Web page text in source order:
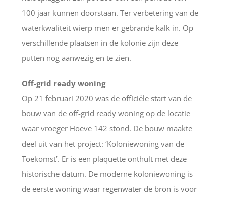
100 jaar kunnen doorstaan. Ter verbetering van de
waterkwaliteit wierp men er gebrande kalk in. Op
verschillende plaatsen in de kolonie zijn deze
putten nog aanwezig en te zien.
Off-grid ready woning
Op 21 februari 2020 was de officiële start van de
bouw van de off-grid ready woning op de locatie
waar vroeger Hoeve 142 stond. De bouw maakte
deel uit van het project: ‘Koloniewoning van de
Toekomst’. Er is een plaquette onthult met deze
historische datum. De moderne koloniewoning is
de eerste woning waar regenwater de bron is voor